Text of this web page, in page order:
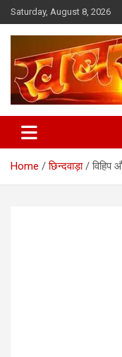
Skip
to
content
Saturday, August 8, 2026
Khabar
Home छिन्दवाड़ा विहिप